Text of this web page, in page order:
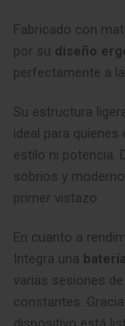
Fabricado con
por su diseño
perfectamente a
Su estructura
ideal para
estilo ni potencia.
sobrios y
primer vistazo.
En cuanto a
Integra una
varias sesiones
constantes.